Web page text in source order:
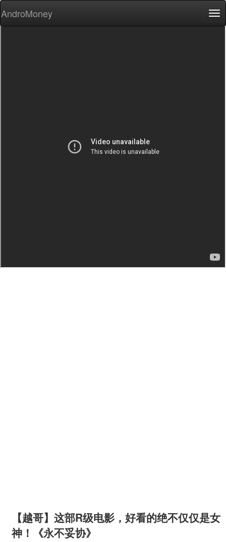
AndroMoney
【越哥】这部R级电影，好看的绝不仅仅是女
神！《永不妥协》